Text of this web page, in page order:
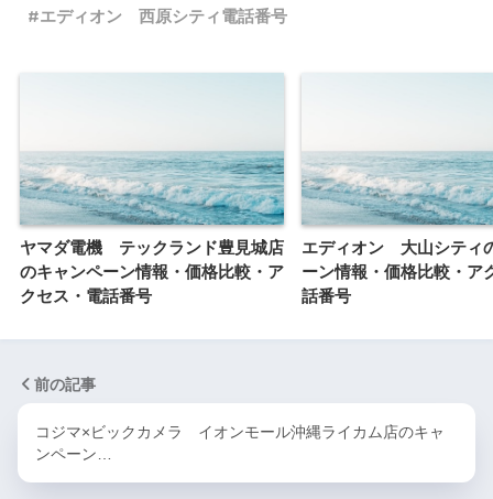
エディオン 西原シティ電話番号
ヤマダ電機 テックランド豊見城店
のキャンペーン情報・価格比較・ア
クセス・電話番号
エディオン 大山シティ
ーン情報・価格比較・ア
話番号
前の記事
コジマ×ビックカメラ イオンモール沖縄ライカム店のキャ
ンペーン…